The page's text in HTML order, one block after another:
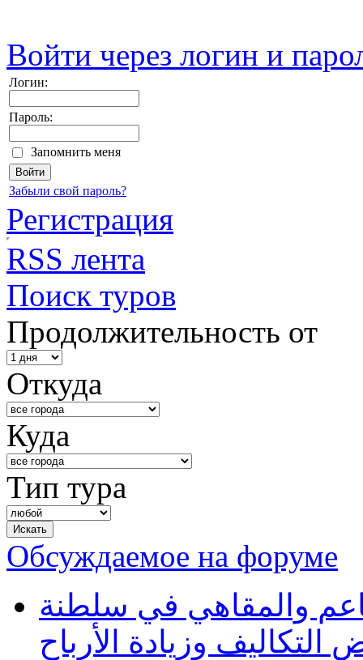
Войти через логин и
Логин:
Пароль:
Запомнить меня
Забыли свой пароль?
Регистрация
RSS лента
Поиск туров
Продолжительность от
Откуда
Куда
Тип тура
Обсуждаемое на форуме
والمقاهي في سلطنة
وزيادة الأرباح